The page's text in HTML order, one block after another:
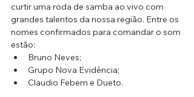
curtir uma roda de samba ao vivo com
grandes talentos da nossa região. Entre os
nomes confirmados para comandar o som
estão:
Bruno Neves;
Grupo Nova Evidência;
Claudio Febem e Dueto.